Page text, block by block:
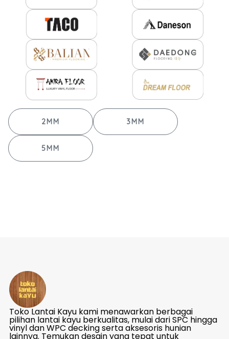
2MM 3MM
5MM
Toko Lantai Kayu kami menawarkan berbagai
pilihan lantai kayu berkualitas, mulai dari SPC hingga
vinyl dan WPC decking serta aksesoris hunian
lainnya. Temukan desain yang tepat untuk